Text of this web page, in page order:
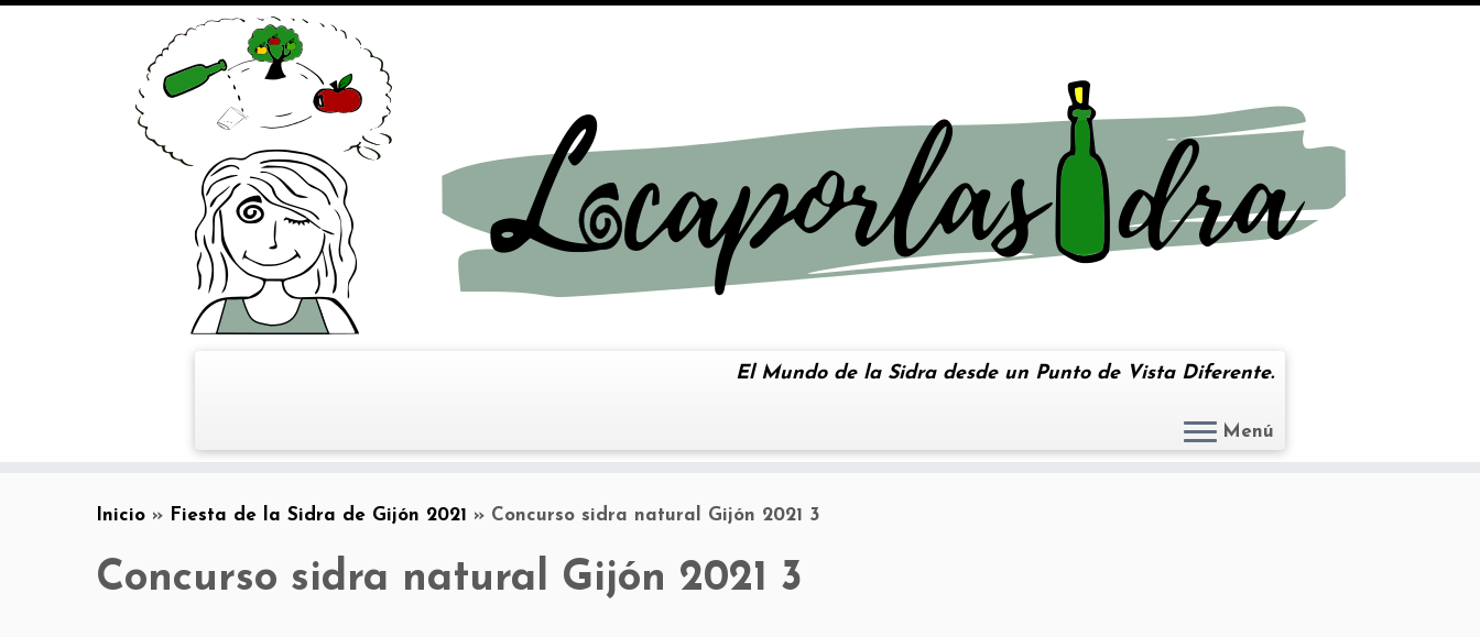
El Mundo de la Sidra desde un Punto de Vista Diferente.
Menú
Inicio » Fiesta de la Sidra de Gijón 2021 » Concurso sidra natural Gijón 2021 3
Concurso sidra natural Gijón 2021 3